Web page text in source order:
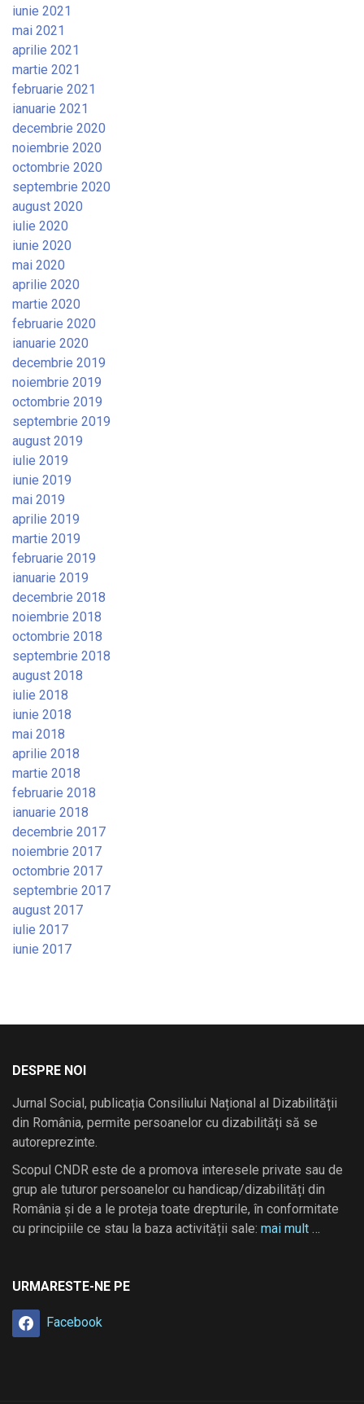
iunie 2021
mai 2021
aprilie 2021
martie 2021
februarie 2021
ianuarie 2021
decembrie 2020
noiembrie 2020
octombrie 2020
septembrie 2020
august 2020
iulie 2020
iunie 2020
mai 2020
aprilie 2020
martie 2020
februarie 2020
ianuarie 2020
decembrie 2019
noiembrie 2019
octombrie 2019
septembrie 2019
august 2019
iulie 2019
iunie 2019
mai 2019
aprilie 2019
martie 2019
februarie 2019
ianuarie 2019
decembrie 2018
noiembrie 2018
octombrie 2018
septembrie 2018
august 2018
iulie 2018
iunie 2018
mai 2018
aprilie 2018
martie 2018
februarie 2018
ianuarie 2018
decembrie 2017
noiembrie 2017
octombrie 2017
septembrie 2017
august 2017
iulie 2017
iunie 2017
DESPRE NOI
Jurnal Social, publicația Consiliului Național al Dizabilității
din România, permite persoanelor cu dizabilități să se
autoreprezinte.
Scopul CNDR este de a promova interesele private sau de
grup ale tuturor persoanelor cu handicap/dizabilități din
România și de a le proteja toate drepturile, în conformitate
cu principiile ce stau la baza activității sale: mai mult …
URMARESTE-NE PE
Facebook